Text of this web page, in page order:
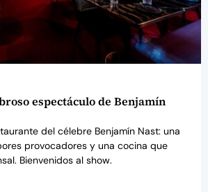
espectáculo de Benjamín
del célebre Benjamín Nast: una
provocadores y una cocina que
Bienvenidos al show.